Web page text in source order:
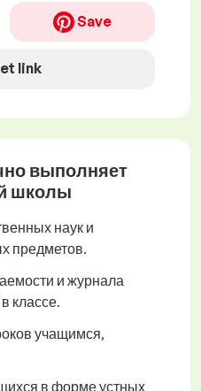
Save
link
выполняет
школы
наук и
предметов.
и журнала
классе.
учащимся,
в форме устных